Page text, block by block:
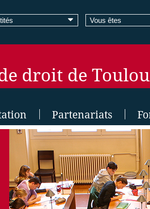
Vous êtes
droit de
Partenariats